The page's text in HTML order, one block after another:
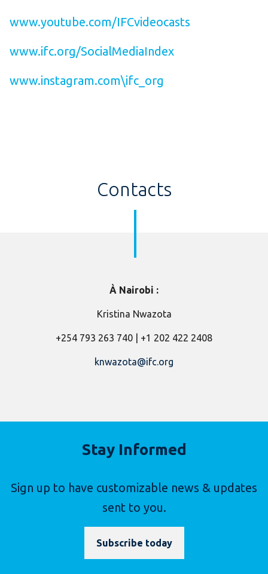
www.youtube.com/IFCvideocasts
www.ifc.org/SocialMediaIndex
www.instagram.com\ifc_org
Contacts
À Nairobi :
Kristina Nwazota
+254 793 263 740 | +1 202 422 2408
knwazota@ifc.org
Stay Informed
Sign up to have customizable news & updates
sent to you.
Subscribe today